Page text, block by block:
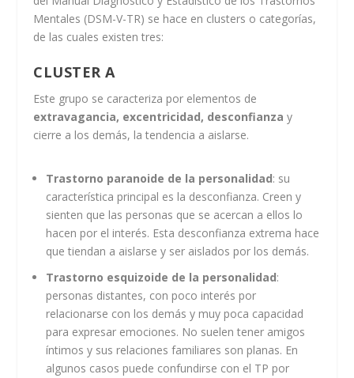
Mentales (DSM-V-TR) se hace en clusters o categorías,
de las cuales existen tres:
CLUSTER A
Este grupo se caracteriza por elementos de
extravagancia, excentricidad, desconfianza y
cierre a los demás, la tendencia a aislarse.
Trastorno paranoide de la personalidad: su
característica principal es la desconfianza. Creen y
sienten que las personas que se acercan a ellos lo
hacen por el interés. Esta desconfianza extrema hace
que tiendan a aislarse y ser aislados por los demás.
Trastorno esquizoide de la personalidad:
personas distantes, con poco interés por
relacionarse con los demás y muy poca capacidad
para expresar emociones. No suelen tener amigos
íntimos y sus relaciones familiares son planas. En
algunos casos puede confundirse con el TP por